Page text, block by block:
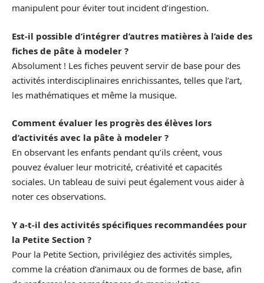
manipulent pour éviter tout incident d’ingestion.
Est-il possible d’intégrer d’autres matières à l’aide des
fiches de pâte à modeler ?
Absolument ! Les fiches peuvent servir de base pour des
activités interdisciplinaires enrichissantes, telles que l’art,
les mathématiques et même la musique.
Comment évaluer les progrès des élèves lors
d’activités avec la pâte à modeler ?
En observant les enfants pendant qu’ils créent, vous
pouvez évaluer leur motricité, créativité et capacités
sociales. Un tableau de suivi peut également vous aider à
noter ces observations.
Y a-t-il des activités spécifiques recommandées pour
la Petite Section ?
Pour la Petite Section, privilégiez des activités simples,
comme la création d’animaux ou de formes de base, afin